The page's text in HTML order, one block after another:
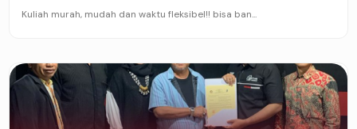
Kuliah murah, mudah dan waktu fleksibel!! bisa ban...